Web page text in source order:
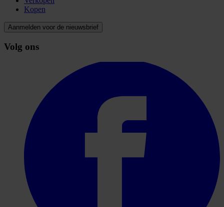
Kopen
Aanmelden voor de nieuwsbrief
Volg ons